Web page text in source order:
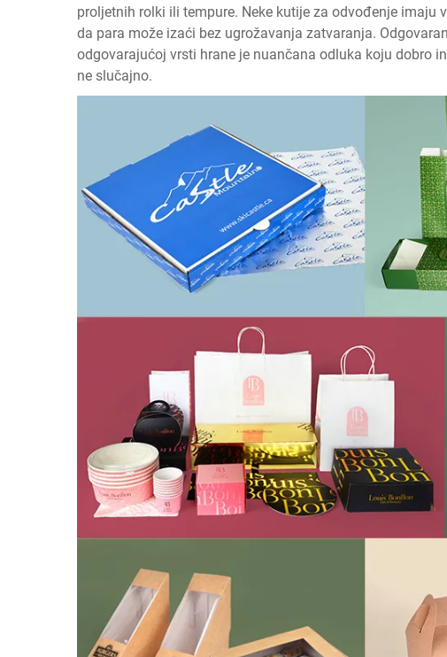
proljetnih rolki ili tempure. Neke kutije za odvođenje imaju
da para može izaći bez ugrožavanja zatvaranja.
odgovarajućoj vrsti hrane je nuančana odluka koju dobro
ne slučajno.